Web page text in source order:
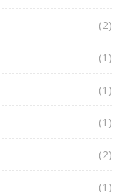
(2)
(1)
(1)
(1)
(2)
(1)